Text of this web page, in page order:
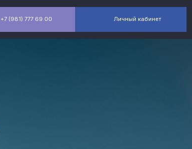
Личный кабинет